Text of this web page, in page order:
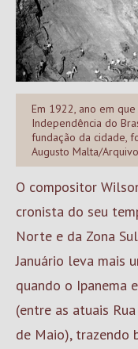
Em 1922, ano em
Independência do
fundação da cidade,
Augusto Malta/
O compositor
cronista do seu
Norte e da Zona
Januário leva mais
quando o Ipanema
(entre as atuais
de Maio), trazendo